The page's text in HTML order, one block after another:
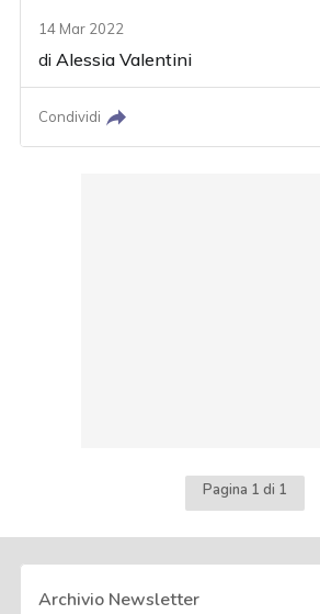
14 Mar 2022
diAlessia Valentini
Condividi
Pagina 1 di 1
Archivio Newsletter